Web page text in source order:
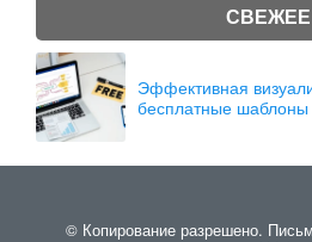
СВЕЖЕЕ
Эффективная
бесплатные шаблоны
© Копирование разрешено.